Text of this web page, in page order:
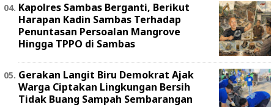
Kapolres Sambas Berganti, Berikut
Harapan Kadin Sambas Terhadap
Penuntasan Persoalan Mangrove
Hingga TPPO di Sambas
Gerakan Langit Biru Demokrat Ajak
Warga Ciptakan Lingkungan Bersih
Tidak Buang Sampah Sembarangan